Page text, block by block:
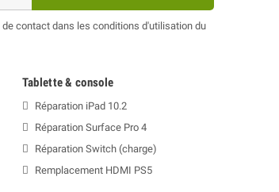
contact dans les conditions d'utilisation du
Tablette & console
Réparation iPad 10.2
Réparation Surface Pro 4
Réparation Switch (charge)
Remplacement HDMI PS5